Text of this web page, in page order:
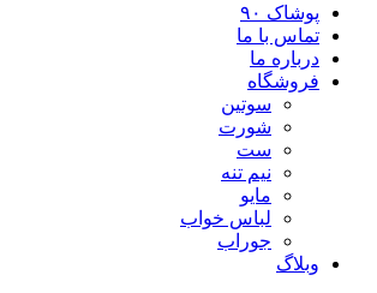
پوشاک ۹۰
تماس با ما
درباره ما
فروشگاه
سوتین
شورت
ست
نیم تنه
مایو
لباس خواب
جوراب
وبلاگ